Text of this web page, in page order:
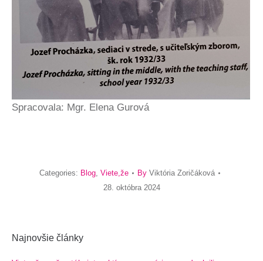
Spracovala: Mgr. Elena Gurová
Categories: Blog, Viete,že By Viktória Zoričáková
28. októbra 2024
Najnovšie články